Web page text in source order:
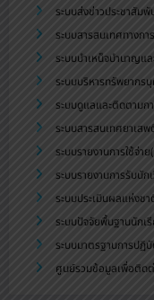
ระบบส่งข่าวประชาสัม
ระบบสารสนเทศทางก
ระบบบำเหน็จบำนาญแ
ระบบบริหารทรัพยากร
ระบบดูแลและติดตามก
ระบบสารสนเทศยาเส
ระบบรายงานการใช้จ่า
ระบบรายงานการรับนั
ระบบประเมินผลแห่งช
ระบบปัจจัยพื้นฐานนักเ
ระบบมาตรฐานการปฏิ
ศูนย์รวมข้อมูลเพื่อติด